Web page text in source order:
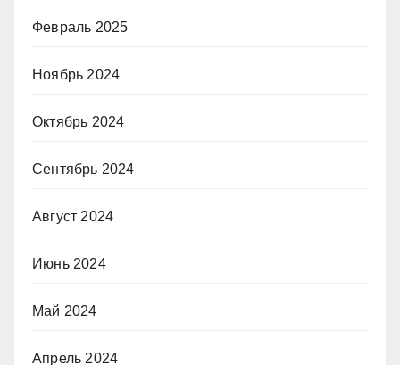
Февраль 2025
Ноябрь 2024
Октябрь 2024
Сентябрь 2024
Август 2024
Июнь 2024
Май 2024
Апрель 2024